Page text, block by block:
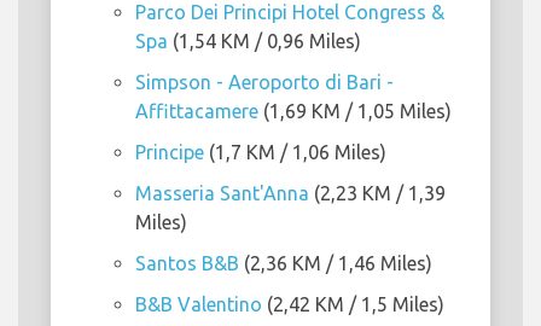
Parco Dei Principi Hotel Congress &
Spa (1,54 KM / 0,96 Miles)
Simpson - Aeroporto di Bari -
Affittacamere (1,69 KM / 1,05 Miles)
Principe (1,7 KM / 1,06 Miles)
Masseria Sant'Anna (2,23 KM / 1,39
Miles)
Santos B&B (2,36 KM / 1,46 Miles)
B&B Valentino (2,42 KM / 1,5 Miles)